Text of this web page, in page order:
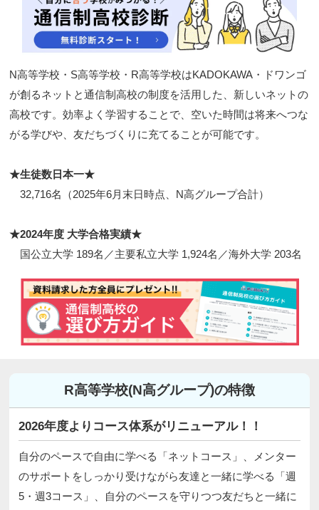
N高等学校・S高等学校・R高等学校はKADOKAWA・ドワンゴ
が創るネットと通信制高校の制度を活用した、新しいネットの
高校です。効率よく学習することで、空いた時間は将来へつな
がる学びや、友だちづくりに充てることが可能です。
★生徒数日本一★
32,716名（2025年6月末日時点、N高グループ合計）
★2024年度 大学合格実績★
国公立大学 189名／主要私立大学 1,924名／海外大学 203名
R高等学校(N高グループ)の特徴
2026年度よりコース体系がリニューアル！！
自分のペースで自由に学べる「ネットコース」、メンター
のサポートをしっかり受けながら友達と一緒に学べる「週
5・週3コース」、自分のペースを守りつつ友だちと一緒に